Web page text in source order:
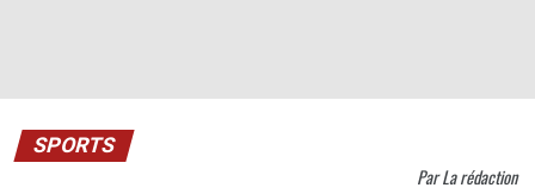
SPORTS
ParLa rédaction